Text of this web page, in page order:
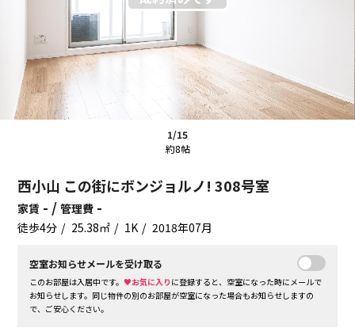
1/15
約8帖
西小山 この街にボンジョルノ! 308号室
家賃 - /管理費 -
徒歩4分 25.38㎡ 1K 2018年07月
空室お知らせメールを受け取る
このお部屋は入居中です。♥お気に入り に登録すると、空室になった時にメールで
お知らせします。同じ物件の別のお部屋が空室になった場合もお知らせしますの
で、ご安心ください。